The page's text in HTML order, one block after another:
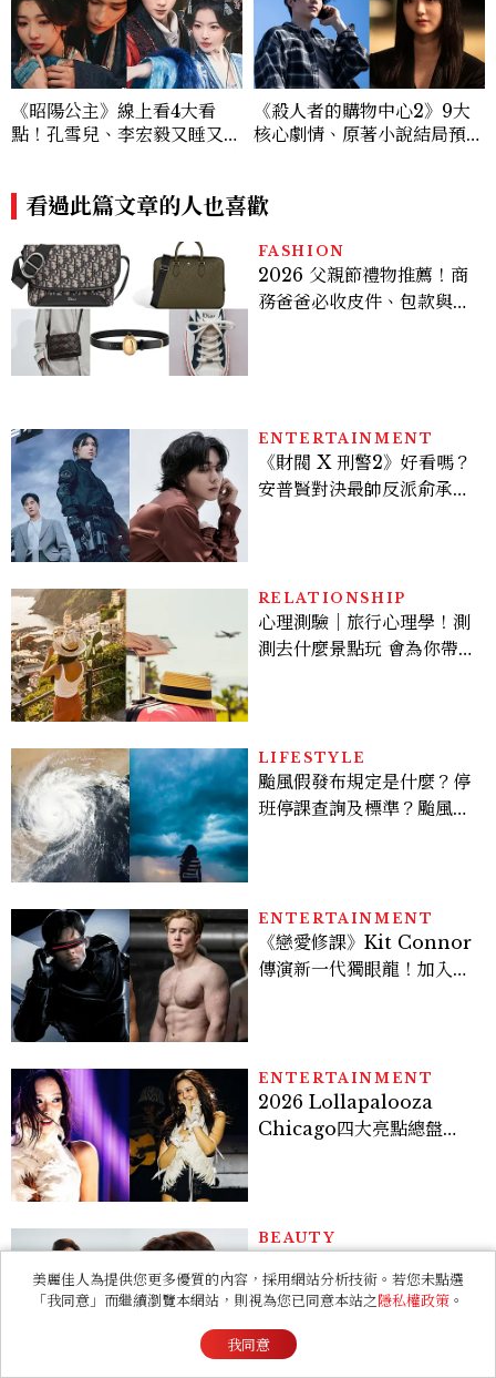
《昭陽公主》線上看4大看
點！孔雪兒、李宏毅又睡又鬥
《殺人者的購物中心2》9大
核心劇情、原著小說結局預測
變
看過此篇文章的人也喜歡
FASHION
2026 父親節禮物推薦！商
務爸爸必收皮件、包款與鞋
ENTERTAINMENT
《財閥 X 刑警2》好看嗎？
安普賢對決最帥反派俞承
多大？
RELATIONSHIP
心理測驗｜旅行心理學！測
測去什麼景點玩 會為你帶來
LIFESTYLE
颱風假發布規定是什麼？停
班停課查詢及標準？颱風假
ENTERTAINMENT
《戀愛修課》Kit Connor
傳演新一代獨眼龍！加入新
ENTERTAINMENT
2026 Lollapalooza
Chicago四大亮點總盤
BEAUTY
Bello.U到底有何魅力！揭
密男神發光乳霜～「肽光透
亮緊緻霜」如何打造日不落
美麗佳人為提供您更多優質的內容，採用網站分析技術。若您未點選
「我同意」而繼續瀏覽本網站，則視為您已同意本站之隱私權政策 。
我同意